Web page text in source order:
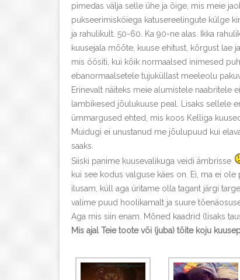
pimedas välja selle ühe ja õige, mis meie
pukseerimisköiega katusereelingute külge
ja rahulikult. 50-60. Ka 90-ne alas. Ikka
kuusejala mõõte, kuuse ehitust, kõrgust lae
mis öösiti, kui kõik normaalsed inimesed
ebanormaalsetele tujuküllast meeleolu
Erinevalt näiteks meie alumistele naabritele
lambikesed jõulukuuse peal. Lisaks sellele
ümmargused ehted, mis koos Kelliga
Muidugi ei unustanud me jõulupuud kui
saaks.
Siiski panime kuusevalikuga veidi ämbrisse
kui see kodus valguse käes on. Ei, ma ei
ilusam, küll aga üritame olla tagant järgi
valime puud hoolikamalt ja suure
Aga mis siin enam. Mõned kaadrid (lisaks
Mis ajal Teie toote või (juba) tõite koju